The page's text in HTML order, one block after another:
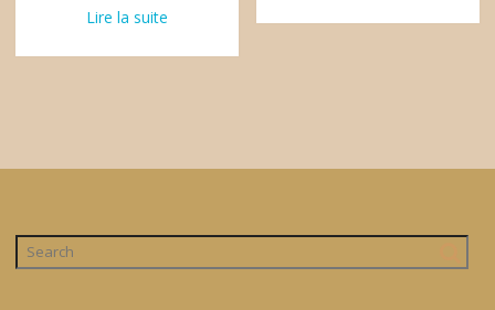
Lire la suite